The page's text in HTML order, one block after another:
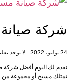
شركة
24 يوليو، 2022 لا توجد
نقدم لك اليوم أفضل شركة
تمتلك مسبح أو مجموعة من